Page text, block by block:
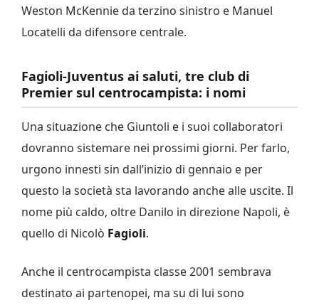
Weston McKennie da terzino sinistro e Manuel
Locatelli da difensore centrale.
Fagioli-Juventus ai saluti, tre club di
Premier sul centrocampista: i nomi
Una situazione che Giuntoli e i suoi collaboratori
dovranno sistemare nei prossimi giorni. Per farlo,
urgono innesti sin dall’inizio di gennaio e per
questo la società sta lavorando anche alle uscite. Il
nome più caldo, oltre Danilo in direzione Napoli, è
quello di Nicolò Fagioli.
Anche il centrocampista classe 2001 sembrava
destinato ai partenopei, ma su di lui sono